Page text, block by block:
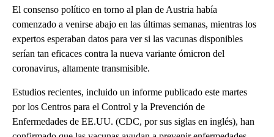
El consenso político en torno al plan de Austria había
comenzado a venirse abajo en las últimas semanas, mientras los
expertos esperaban datos para ver si las vacunas disponibles
serían tan eficaces contra la nueva variante ómicron del
coronavirus, altamente transmisible.
Estudios recientes, incluido un informe publicado este martes
por los Centros para el Control y la Prevención de
Enfermedades de EE.UU. (CDC, por sus siglas en inglés), han